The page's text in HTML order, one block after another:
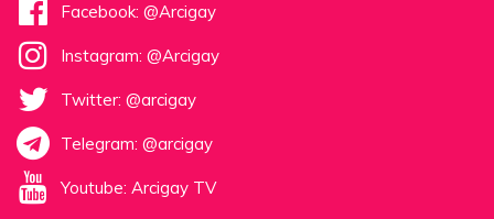
Facebook: @Arcigay
Instagram: @Arcigay
Twitter: @arcigay
Telegram: @arcigay
Youtube: Arcigay TV